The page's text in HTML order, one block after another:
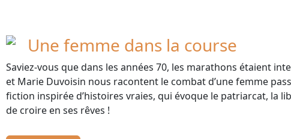
Une femme dans la course
Saviez-vous que dans les années 70, les marathons étaient
et Marie Duvoisin nous racontent le combat d’une femme
fiction inspirée d’histoires vraies, qui évoque le patriarcat, la
de croire en ses rêves !